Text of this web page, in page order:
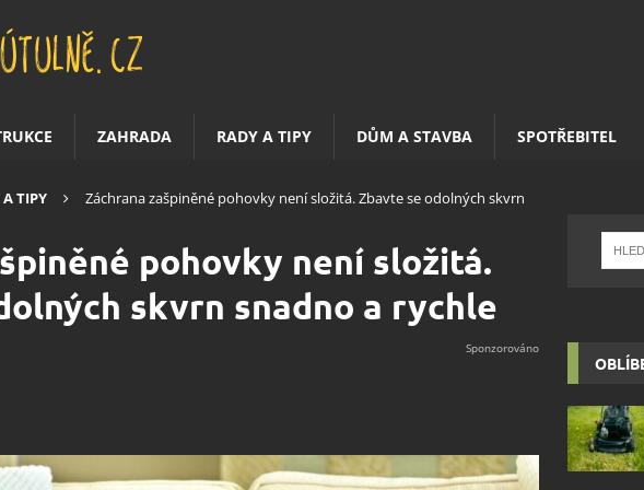
ZAHRADA RADY A TIPY DŮM A STAVBA SPOTŘEBITEL
TIPY
Záchrana zašpiněné pohovky není složitá. Zbavte se odolných skvrn
pohovky není složitá.
skvrn snadno a rychle